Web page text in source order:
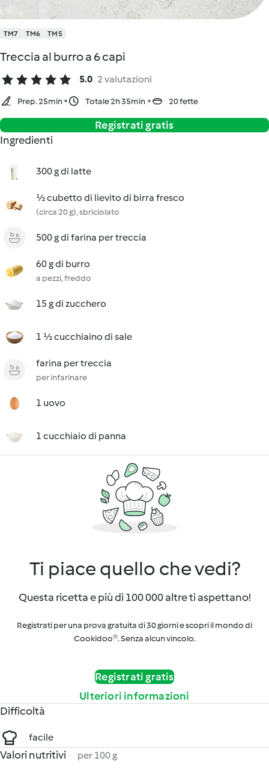
TM7 TM6 TM5
Treccia al burro a 6 capi
5.0 2 valutazioni
Prep. 25min Totale 2h 35min 20 fette
Registrati gratis
Ingredienti
300 g di latte
½ cubetto di lievito di birra fresco
(circa 20 g), sbriciolato
500 g di farina per treccia
60 g di burro
a pezzi, freddo
15 g di zucchero
1 ½ cucchiaino di sale
farina per treccia
per infarinare
1 uovo
1 cucchiaio di panna
Ti piace quello che vedi?
Questa ricetta e più di 100 000 altre ti aspettano!
Registrati per una prova gratuita di 30 giorni e scopri il mondo di
Cookidoo®. Senza alcun vincolo.
Registrati gratis
Ulteriori informazioni
Difficoltà
facile
Valori nutritivi per 100 g